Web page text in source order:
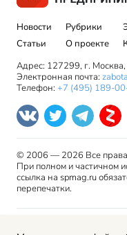
Новости
Статьи
Рубрики
О проекте
Адрес: 127299, г.
Электронная почта:
Телефон: +7 (495) 189-
© 2006 — 2026 Все
При полном и частичном
ссылка на spmag.ru
перепечатки.